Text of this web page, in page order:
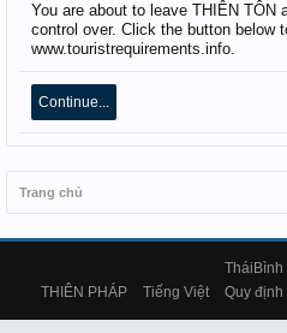
You are about to leave THIÊN TÔN
control over. Click the button below
www.touristrequirements.info.
Continue...
Trang chủ
TháiBình
THIÊN PHÁP
Tiếng Việt Quy định